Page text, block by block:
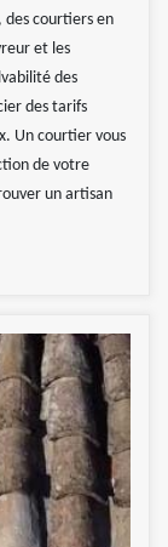
des courtiers en
et les
des
des tarifs
Un courtier vous
de votre
un artisan